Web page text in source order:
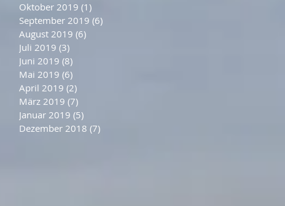
Oktober 2019 (1)
September 2019 (6)
August 2019 (6)
Juli 2019 (3)
Juni 2019 (8)
Mai 2019 (6)
April 2019 (2)
März 2019 (7)
Januar 2019 (5)
Dezember 2018 (7)